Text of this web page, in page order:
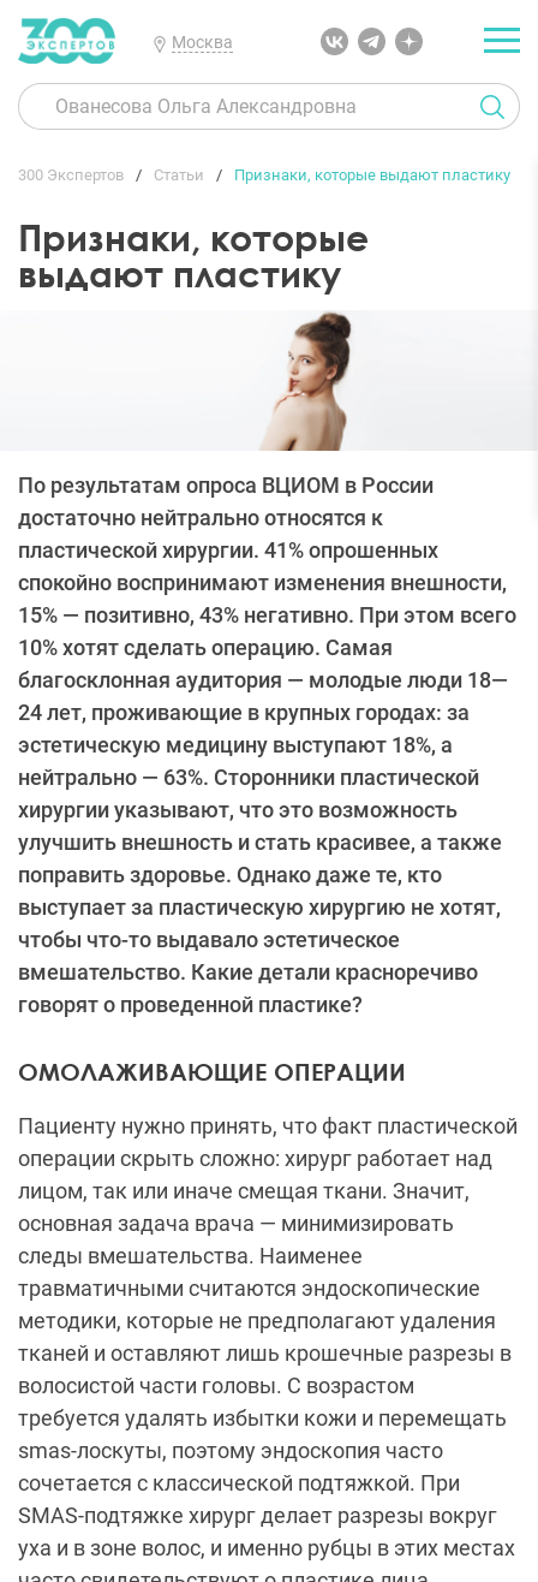
Москва
300 Экспертов Статьи Признаки, которые выдают пластику
Признаки, которые
выдают пластику
По результатам опроса ВЦИОМ в России
достаточно нейтрально относятся к
пластической хирургии. 41% опрошенных
спокойно воспринимают изменения внешности,
15% — позитивно, 43% негативно. При этом всего
10% хотят сделать операцию. Самая
благосклонная аудитория — молодые люди 18—
24 лет, проживающие в крупных городах: за
эстетическую медицину выступают 18%, а
нейтрально — 63%. Сторонники пластической
хирургии указывают, что это возможность
улучшить внешность и стать красивее, а также
поправить здоровье. Однако даже те, кто
выступает за пластическую хирургию не хотят,
чтобы что-то выдавало эстетическое
вмешательство. Какие детали красноречиво
говорят о проведенной пластике?
ОМОЛАЖИВАЮЩИЕ ОПЕРАЦИИ
Пациенту нужно принять, что факт пластической
операции скрыть сложно: хирург работает над
лицом, так или иначе смещая ткани. Значит,
основная задача врача — минимизировать
следы вмешательства. Наименее
травматичными считаются эндоскопические
методики, которые не предполагают удаления
тканей и оставляют лишь крошечные разрезы в
волосистой части головы. С возрастом
требуется удалять избытки кожи и перемещать
smas-лоскуты, поэтому эндоскопия часто
сочетается с классической подтяжкой. При
SMAS-подтяжке хирург делает разрезы вокруг
уха и в зоне волос, и именно рубцы в этих местах